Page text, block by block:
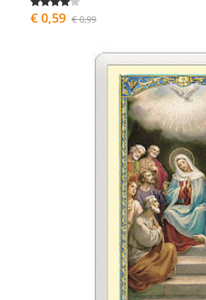
€ 0,59 € 0,99